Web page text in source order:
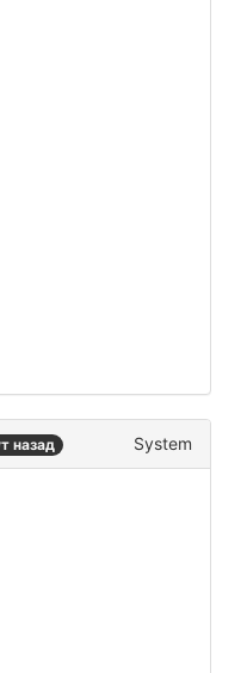
назад System